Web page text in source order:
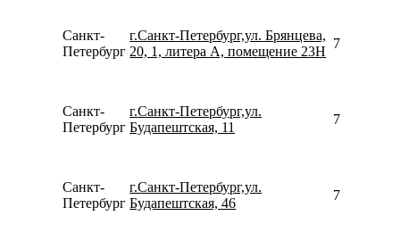
Санкт-
Петербург
г.Санкт-Петербург,ул. Брянцева,
20, 1, литера А, помещение 23Н
Санкт-
Петербург
г.Санкт-Петербург,ул.
Будапештская, 11
Санкт-
Петербург
г.Санкт-Петербург,ул.
Будапештская, 46